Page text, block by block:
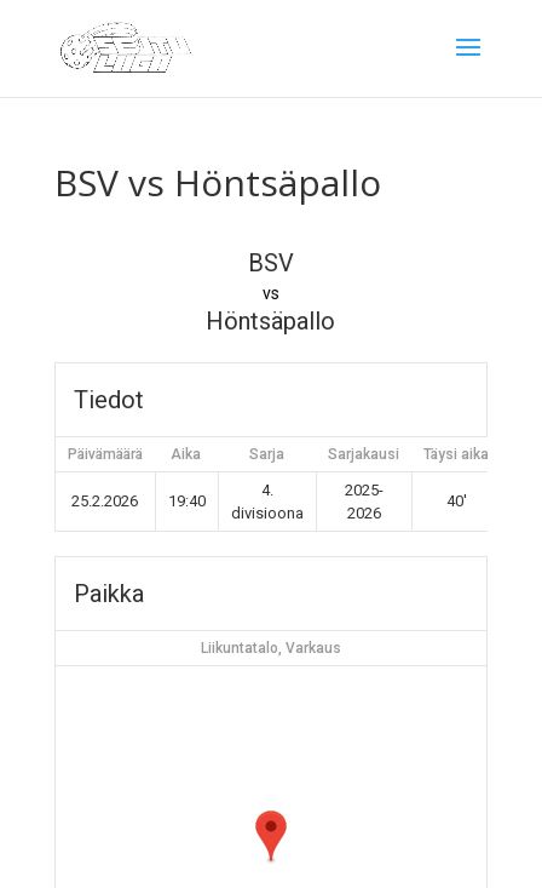
BSV vs Höntsäpallo
BSV
vs
Höntsäpallo
Tiedot
Päivämäärä Aika Sarja Sarjakausi Täysi aika
25.2.2026 19:40
4.
divisioona
2025-
2026
40'
Paikka
Liikuntatalo, Varkaus